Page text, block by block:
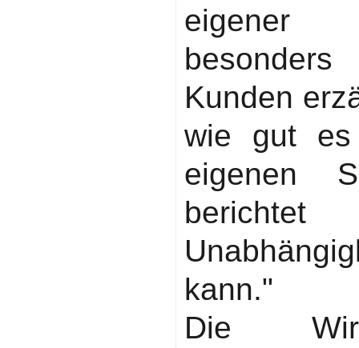
eigener
Kunden
wie gut
eigenen
kann."
Die